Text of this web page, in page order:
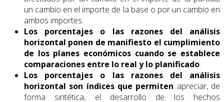
un cambio en el importe de la base o por un cambio en
ambos importes.
Los porcentajes o las razones del análisis
horizontal ponen de manifiesto el cumplimiento
de los planes económicos cuando se establece
comparaciones entre lo real y lo planificado.
Los porcentajes o las razones del análisis
horizontal son índices que permiten apreciar, de
forma sintética, el desarrollo de los hechos